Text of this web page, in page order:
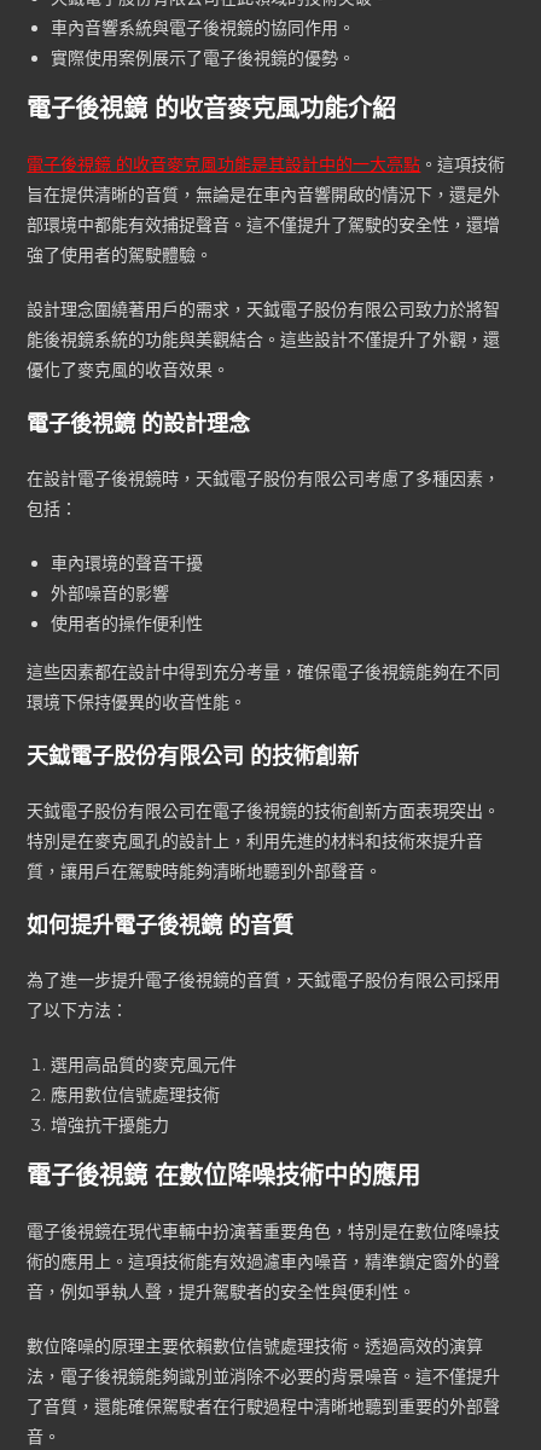
車內音響系統與電子後視鏡的協同作用。
實際使用案例展示了電子後視鏡的優勢。
電子後視鏡 的收音麥克風功能介紹
電子後視鏡 的收音麥克風功能是其設計中的一大亮點 。這項技術
旨在提供清晰的音質，無論是在車內音響開啟的情況下，還是外
部環境中都能有效捕捉聲音。這不僅提升了駕駛的安全性，還增
強了使用者的駕駛體驗。
設計理念圍繞著用戶的需求，天鉞電子股份有限公司致力於將智
能後視鏡系統的功能與美觀結合。這些設計不僅提升了外觀，還
優化了麥克風的收音效果。
電子後視鏡 的設計理念
在設計電子後視鏡時，天鉞電子股份有限公司考慮了多種因素，
包括：
車內環境的聲音干擾
外部噪音的影響
使用者的操作便利性
這些因素都在設計中得到充分考量，確保電子後視鏡能夠在不同
環境下保持優異的收音性能。
天鉞電子股份有限公司 的技術創新
天鉞電子股份有限公司在電子後視鏡的技術創新方面表現突出。
特別是在麥克風孔的設計上，利用先進的材料和技術來提升音
質，讓用戶在駕駛時能夠清晰地聽到外部聲音。
如何提升電子後視鏡 的音質
為了進一步提升電子後視鏡的音質，天鉞電子股份有限公司採用
了以下方法：
選用高品質的麥克風元件
應用數位信號處理技術
增強抗干擾能力
電子後視鏡 在數位降噪技術中的應用
電子後視鏡在現代車輛中扮演著重要角色，特別是在數位降噪技
術的應用上。這項技術能有效過濾車內噪音，精準鎖定窗外的聲
音，例如爭執人聲，提升駕駛者的安全性與便利性。
數位降噪的原理主要依賴數位信號處理技術。透過高效的演算
法，電子後視鏡能夠識別並消除不必要的背景噪音。這不僅提升
了音質，還能確保駕駛者在行駛過程中清晰地聽到重要的外部聲
音。